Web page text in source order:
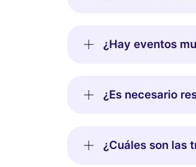
¿Hay eventos
¿Es necesario
¿Cuáles son las